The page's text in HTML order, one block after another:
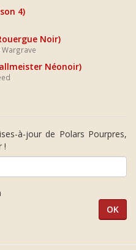
4)
Noir)
Wargrave
Néonoir)
à-jour de Polars Pourpres,
!